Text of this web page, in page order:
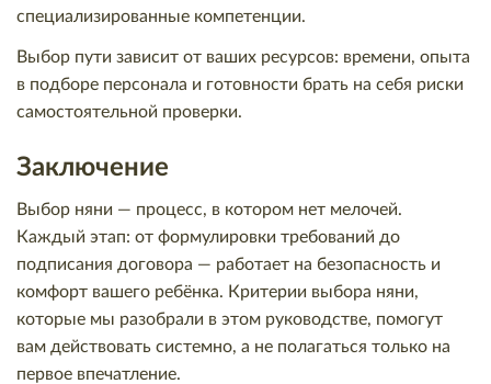
специализированные компетенции.
Выбор пути зависит от ваших ресурсов: времени, опыта
в подборе персонала и готовности брать на себя риски
самостоятельной проверки.
Заключение
Выбор няни — процесс, в котором нет мелочей.
Каждый этап: от формулировки требований до
подписания договора — работает на безопасность и
комфорт вашего ребёнка. Критерии выбора няни,
которые мы разобрали в этом руководстве, помогут
вам действовать системно, а не полагаться только на
первое впечатление.